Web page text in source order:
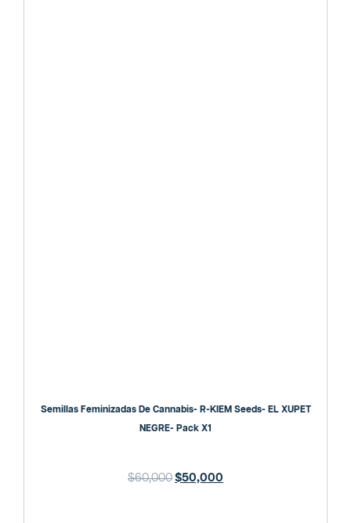
Semillas Feminizadas De Cannabis- R-KIEM Seeds- EL XUPET
NEGRE- Pack X1
$60,000 $50,000